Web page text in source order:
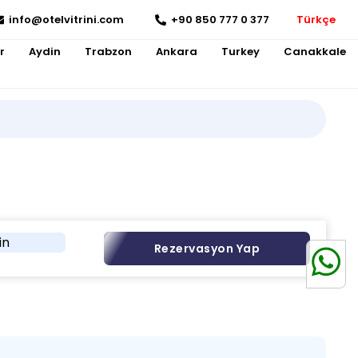
info@otelvitrini.com +90 850 777 0 377 Türkçe
Aydin Trabzon Ankara Turkey Canakkale
Rezervasyon Yap